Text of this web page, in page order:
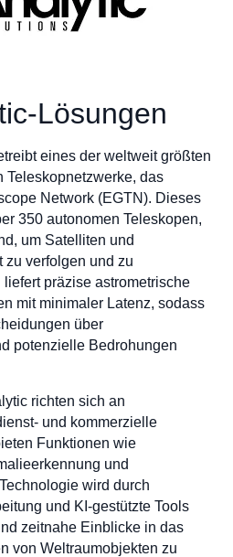
Lösungen
eines der weltweit größten
Teleskopnetzwerke, das
Network (EGTN). Dieses
350 autonomen Teleskopen,
um Satelliten und
zu verfolgen und zu
präzise astrometrische
mit minimaler Latenz, sodass
über
potenzielle Bedrohungen
richten sich an
und kommerzielle
Funktionen wie
und
wird durch
und KI-gestützte Tools
zeitnahe Einblicke in das
von Weltraumobjekten zu